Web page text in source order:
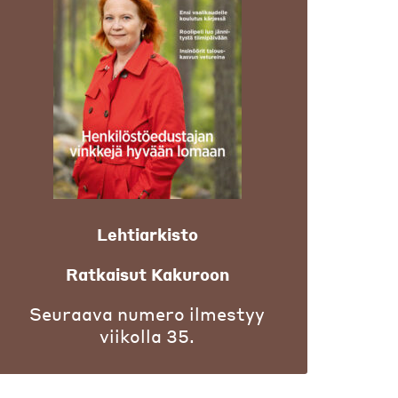
Lehtiarkisto
Ratkaisut Kakuroon
Seuraava numero ilmestyy
viikolla 35.